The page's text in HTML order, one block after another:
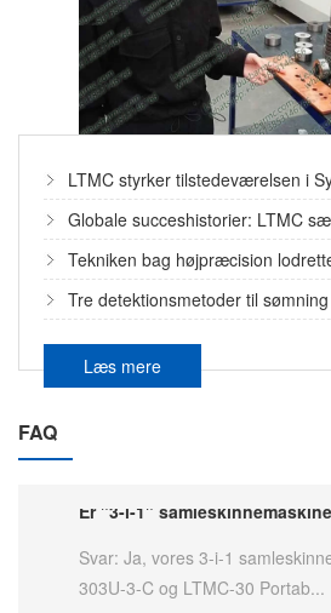
LTMC styrker tilstedeværelsen i
vellykket installation af anden
samleskinnebehandlingslinje
Globale succeshistorier: LTMC
inden for skinnebearbejdning
Tekniken bag højpræcision
Tre detektionsmetoder til
Læs mere
FAQ
Forespørgsel: Kan LTMC
behandle både kobber og
Svar: Ja, vores 3-i-1
303U-3-C og LTMC-30 Portab...